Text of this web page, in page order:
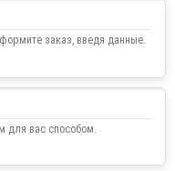
заказ, введя данные.
для вас способом.